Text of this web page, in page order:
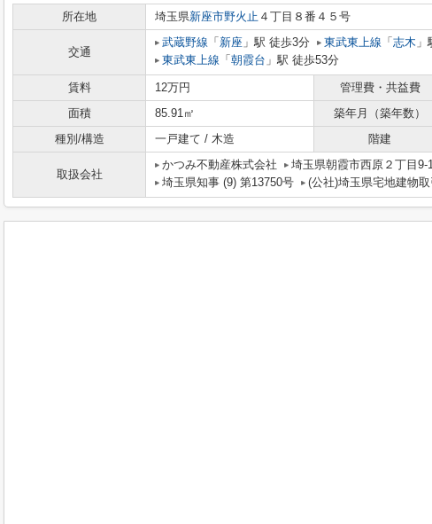
所在地 埼玉県新座市野火止 ４丁目８番４５号
交通
武蔵野線 「 新座 」駅 徒歩3分 東武東上線 「 志木
東武東上線 「 朝霞台 」駅 徒歩53分
賃料 12万円 管理費・共益費
面積
85.91㎡ 築年月（築年数）
種別/構造
一戸建て / 木造 階建
取扱会社
かつみ不動産株式会社 埼玉県朝霞市西原２丁目9-
埼玉県知事 (9) 第13750号
(公社)埼玉県宅地建物